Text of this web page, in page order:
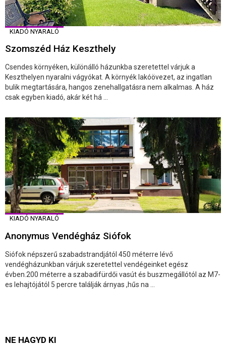
KIADÓ NYARALÓ
Szomszéd Ház Keszthely
Csendes környéken, különálló házunkba szeretettel várjuk a
Keszthelyen nyaralni vágyókat. A környék lakóövezet, az ingatlan
bulik megtartására, hangos zenehallgatásra nem alkalmas. A ház
csak egyben kiadó, akár két há ...
KIADÓ NYARALÓ
Anonymus Vendégház Siófok
Siófok népszerű szabadstrandjától 450 méterre lévő
vendégházunkban várjuk szeretettel vendégeinket egész
évben.200 méterre a szabadifürdői vasút és buszmegállótól az M7-
es lehajtójától 5 percre találják árnyas ,hűs na ...
NE HAGYD KI